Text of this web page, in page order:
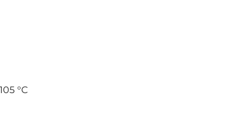
°C